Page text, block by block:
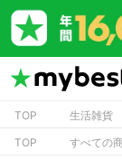
TOP 生活雑貨
TOP
すべての